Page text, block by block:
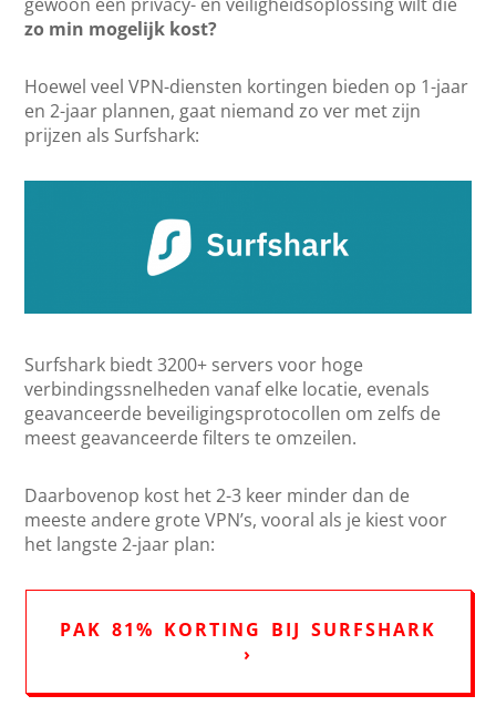
zo min mogelijk kost?
Hoewel veel VPN-diensten kortingen bieden op 1-jaar
en 2-jaar plannen, gaat niemand zo ver met zijn
prijzen als Surfshark:
Surfshark biedt 3200+ servers voor hoge
verbindingssnelheden vanaf elke locatie, evenals
geavanceerde beveiligingsprotocollen om zelfs de
meest geavanceerde filters te omzeilen.
Daarbovenop kost het 2-3 keer minder dan de
meeste andere grote VPN’s, vooral als je kiest voor
het langste 2-jaar plan:
PAK 81% KORTING BIJ SURFSHARK
›